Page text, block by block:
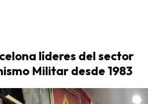
líderes del sector
Militar desde 1983